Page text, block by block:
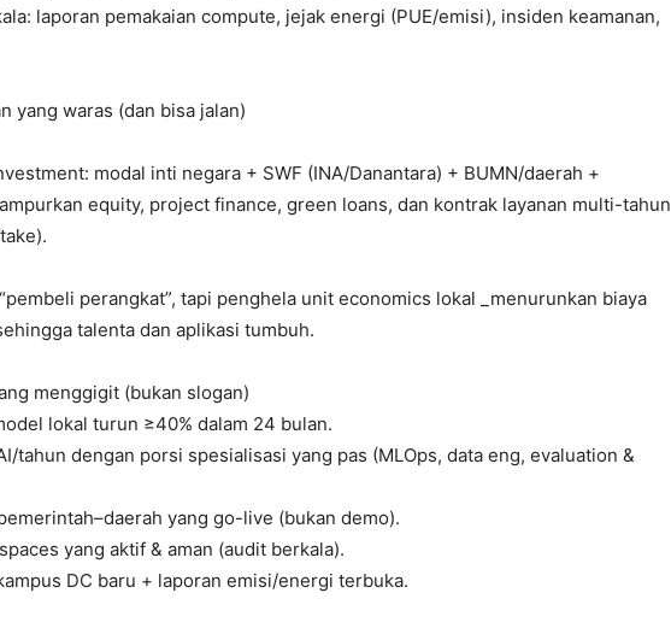
laporan pemakaian compute, jejak energi (PUE/emisi), insiden keamanan,
yang waras (dan bisa jalan)
modal inti negara + SWF (INA/Danantara) + BUMN/daerah +
equity, project finance, green loans, dan kontrak layanan multi-tahun
perangkat”, tapi penghela unit economics lokal _menurunkan biaya
talenta dan aplikasi tumbuh.
menggigit (bukan slogan)
lokal turun ≥40% dalam 24 bulan.
tahun dengan porsi spesialisasi yang pas (MLOps, data eng, evaluation &
yang go-live (bukan demo).
yang aktif & aman (audit berkala).
DC baru + laporan emisi/energi terbuka.